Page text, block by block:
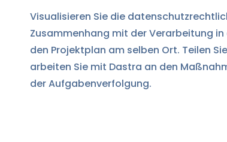
Visualisieren Sie die
Zusammenhang mit der Verarbeitung
den Projektplan am selben Ort. Teilen
arbeiten Sie mit Dastra an den
der Aufgabenverfolgung.